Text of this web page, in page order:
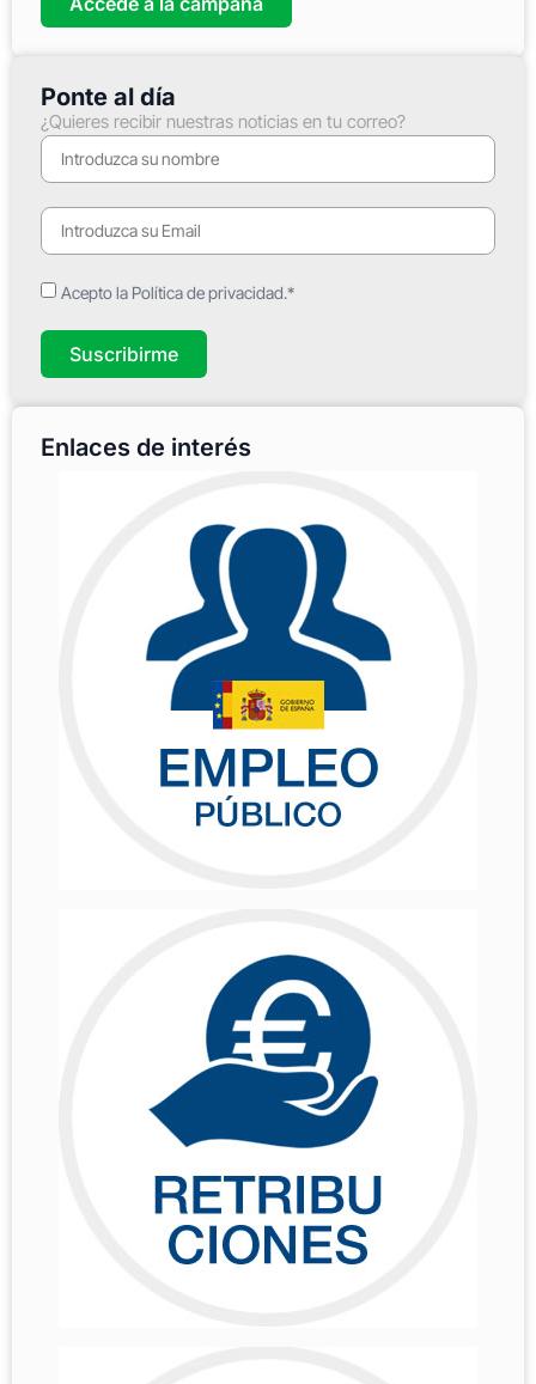
Ponte al día
¿Quieres recibir nuestras noticias en tu correo?
Acepto la Política de privacidad.*
Suscribirme
Enlaces de interés